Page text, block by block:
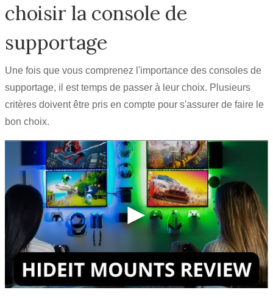
choisir la console de
supportage
Une fois que vous comprenez l'importance des consoles de
supportage, il est temps de passer à leur choix. Plusieurs
critères doivent être pris en compte pour s'assurer de faire le
bon choix.